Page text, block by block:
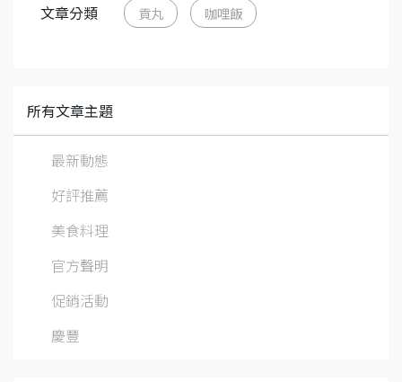
文章分類 貢丸 咖哩飯
所有文章主題
最新動態
好評推薦
美食料理
官方聲明
促銷活動
慶豐